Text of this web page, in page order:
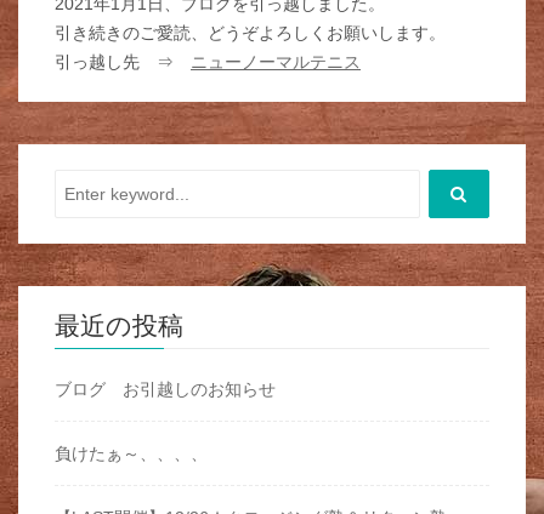
引き続きのご愛読、どうぞよろしくお願いします。
引っ越し先 ⇒
ニューノーマルテニス
最近の投稿
ブログ お引越しのお知らせ
負けたぁ～、、、、